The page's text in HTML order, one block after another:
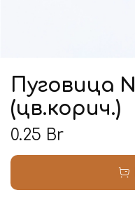
Пуговица
(цв.корич.)
0.25 Br